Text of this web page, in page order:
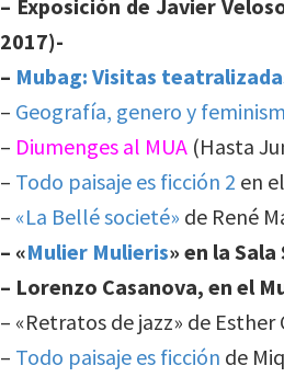
– Exposición de Javier
2017)-
– Mubag: Visitas
– Geografía, genero y
– Diumenges al MUA (Hasta
– Todo paisaje es ficción 2 en
– «La Bellé societé» de René
– «Mulier Mulieris» en la
– Lorenzo Casanova, en el
– «Retratos de jazz» de
– Todo paisaje es ficción de